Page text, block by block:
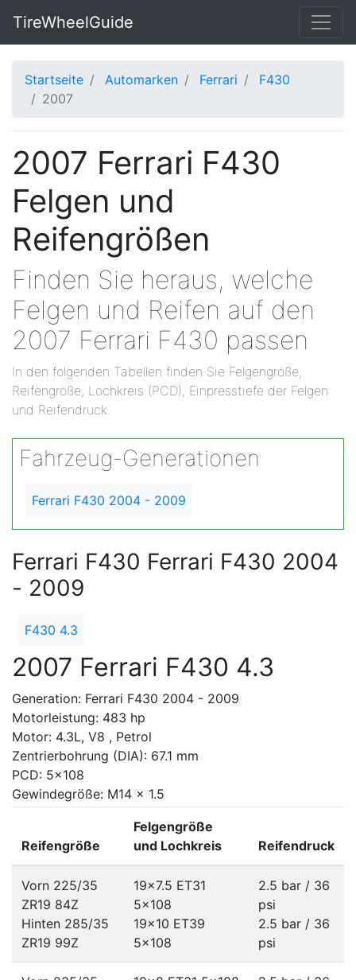
TireWheelGuide
Startseite Automarken Ferrari
F430
2007
2007 Ferrari F430
Felgen und
Reifengrößen
Finden Sie heraus, welche
Felgen und Reifen auf den
2007 Ferrari F430 passen
In den folgenden Tabellen finden Sie Felgengröße,
Reifengröße, Lochkreis (PCD), Einpresstiefe der Felgen
und Reifendruck.
Fahrzeug-Generationen
Ferrari F430 2004 - 2009
Ferrari F430 Ferrari F430 2004
- 2009
F430 4.3
2007 Ferrari F430 4.3
Generation: Ferrari F430 2004 - 2009
Motorleistung: 483 hp
Motor: 4.3L, V8 , Petrol
Zentrierbohrung (DIA): 67.1 mm
PCD: 5x108
Gewindegröße: M14 x 1.5
Reifengröße
Felgengröße
und Lochkreis
Reifendruck
Vorn 225/35
ZR19 84Z
Hinten 285/35
ZR19 99Z
19x7.5 ET31
5x108
19x10 ET39
5x108
2.5 bar / 36
psi
2.5 bar / 36
psi